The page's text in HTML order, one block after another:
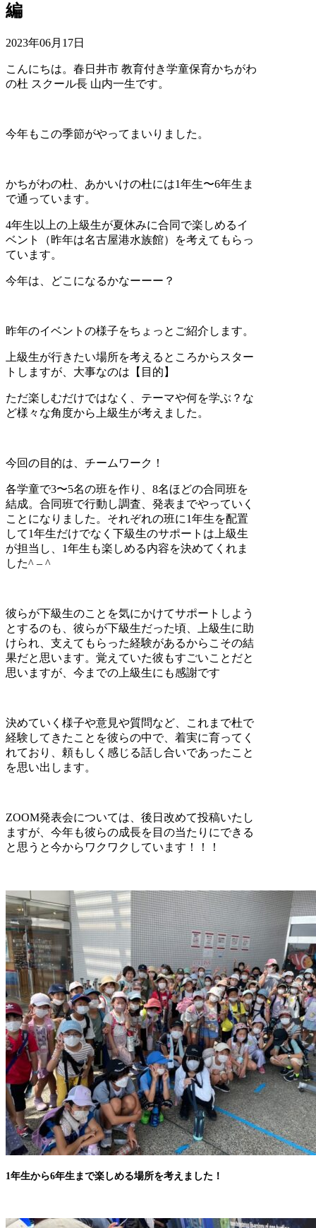
編
2023年06月17日
こんにちは。春日井市 教育付き学童保育かちがわ
の杜 スクール長 山内一生です。
今年もこの季節がやってまいりました。
かちがわの杜、あかいけの杜には1年生〜6年生ま
で通っています。
4年生以上の上級生が夏休みに合同で楽しめるイ
ベント（昨年は名古屋港水族館）を考えてもらっ
ています。
今年は、どこになるかなーーー？
昨年のイベントの様子をちょっとご紹介します。
上級生が行きたい場所を考えるところからスター
トしますが、大事なのは【目的】
ただ楽しむだけではなく、テーマや何を学ぶ？な
ど様々な角度から上級生が考えました。
今回の目的は、チームワーク！
各学童で3〜5名の班を作り、8名ほどの合同班を
結成。合同班で行動し調査、発表までやっていく
ことになりました。それぞれの班に1年生を配置
して1年生だけでなく下級生のサポートは上級生
が担当し、1年生も楽しめる内容を決めてくれま
した^ – ^
彼らが下級生のことを気にかけてサポートしよう
とするのも、彼らが下級生だった頃、上級生に助
けられ、支えてもらった経験があるからこその結
果だと思います。覚えていた彼もすごいことだと
思いますが、今までの上級生にも感謝です
決めていく様子や意見や質問など、これまで杜で
経験してきたことを彼らの中で、着実に育ってく
れており、頼もしく感じる話し合いであったこと
を思い出します。
ZOOM発表会については、後日改めて投稿いたし
ますが、今年も彼らの成長を目の当たりにできる
と思うと今からワクワクしています！！！
1年生から6年生まで楽しめる場所を考えました！